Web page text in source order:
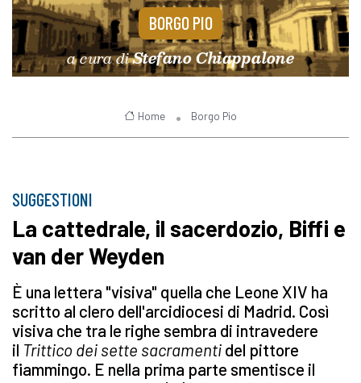
BORGO PIO
a cura diStefano Chiappalone
Home Borgo Pio
SUGGESTIONI
La cattedrale, il sacerdozio, Biffi e
van der Weyden
È una lettera "visiva" quella che Leone XIV ha
scritto al clero dell'arcidiocesi di Madrid. Così
visiva che tra le righe sembra di intravedere
il Trittico dei sette sacramenti del pittore
fiammingo. E nella prima parte smentisce il